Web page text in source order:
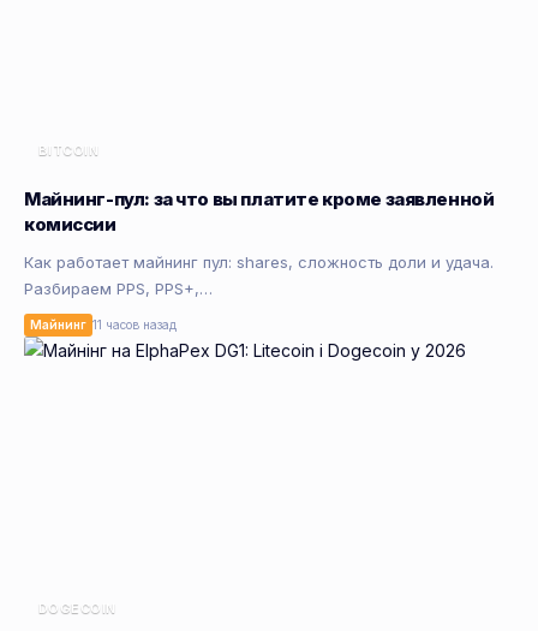
BITCOIN
Майнинг-пул: за что вы платите кроме заявленной
комиссии
Как работает майнинг пул: shares, сложность доли и удача.
Разбираем PPS, PPS+,…
Майнинг 11 часов назад
DOGECOIN